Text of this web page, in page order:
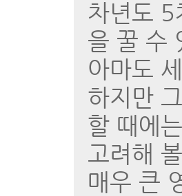
차년도 5
을 꿀 수
아마도
하지만
할 때에
고려해
매우 큰